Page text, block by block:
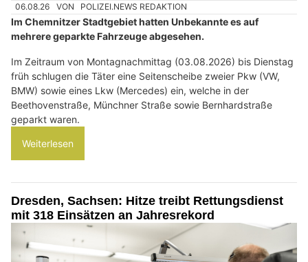
06.08.26 VON POLIZEI.NEWS REDAKTION
Im Chemnitzer Stadtgebiet hatten Unbekannte es auf
mehrere geparkte Fahrzeuge abgesehen.
Im Zeitraum von Montagnachmittag (03.08.2026) bis Dienstag
früh schlugen die Täter eine Seitenscheibe zweier Pkw (VW,
BMW) sowie eines Lkw (Mercedes) ein, welche in der
Beethovenstraße, Münchner Straße sowie Bernhardstraße
geparkt waren.
Weiterlesen
Dresden, Sachsen: Hitze treibt Rettungsdienst
mit 318 Einsätzen an Jahresrekord